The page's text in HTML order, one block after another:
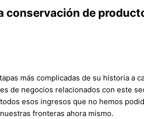
conservación de
más complicadas de su historia a
de negocios relacionados con este
esos ingresos que no hemos
fronteras ahora mismo.